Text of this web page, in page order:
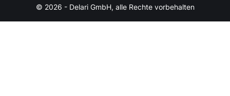
© 2026 - Delari GmbH, alle Rechte vorbehalten